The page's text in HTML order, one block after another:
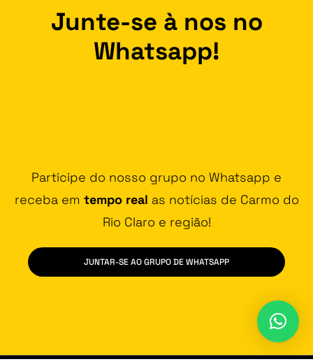
Junte-se à nos no
Whatsapp!
Participe do nosso grupo no Whatsapp e
receba em tempo real as notícias de Carmo do
Rio Claro e região!
JUNTAR-SE AO GRUPO DE WHATSAPP